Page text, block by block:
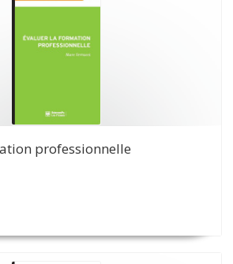
professionnelle